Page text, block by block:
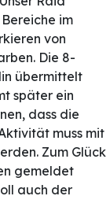
im
von
Die 8-
übermittelt
später ein
dass die
muss mit
Zum Glück
gemeldet
auch der